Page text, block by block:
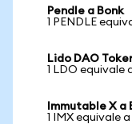
Pendle a Bonk
1 PENDLE
Lido DAO
1 LDO equivale
Immutable X a
1 IMX equivale